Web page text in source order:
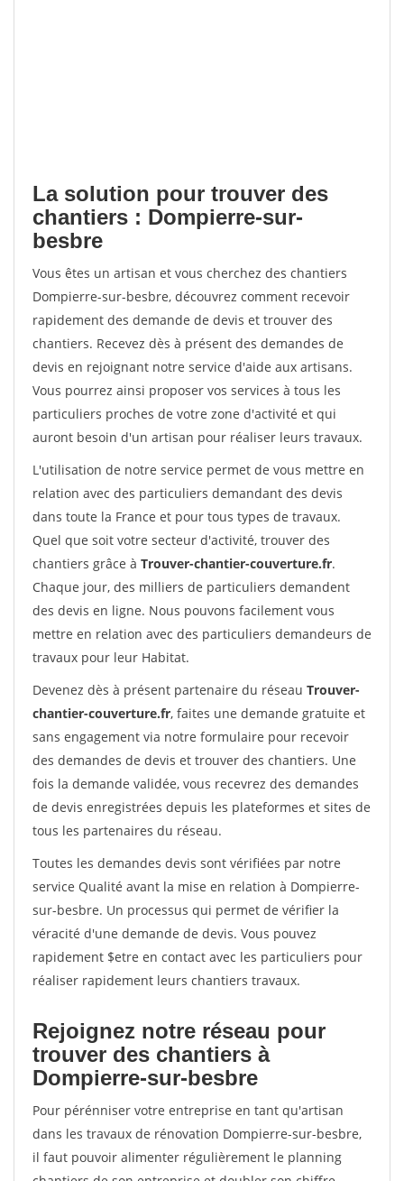
La solution pour trouver des
chantiers : Dompierre-sur-
besbre
Vous êtes un artisan et vous cherchez des chantiers
Dompierre-sur-besbre, découvrez comment recevoir
rapidement des demande de devis et trouver des
chantiers. Recevez dès à présent des demandes de
devis en rejoignant notre service d'aide aux artisans.
Vous pourrez ainsi proposer vos services à tous les
particuliers proches de votre zone d'activité et qui
auront besoin d'un artisan pour réaliser leurs travaux.
L'utilisation de notre service permet de vous mettre en
relation avec des particuliers demandant des devis
dans toute la France et pour tous types de travaux.
Quel que soit votre secteur d'activité, trouver des
chantiers grâce à Trouver-chantier-couverture.fr.
Chaque jour, des milliers de particuliers demandent
des devis en ligne. Nous pouvons facilement vous
mettre en relation avec des particuliers demandeurs de
travaux pour leur Habitat.
Devenez dès à présent partenaire du réseau Trouver-
chantier-couverture.fr, faites une demande gratuite et
sans engagement via notre formulaire pour recevoir
des demandes de devis et trouver des chantiers. Une
fois la demande validée, vous recevrez des demandes
de devis enregistrées depuis les plateformes et sites de
tous les partenaires du réseau.
Toutes les demandes devis sont vérifiées par notre
service Qualité avant la mise en relation à Dompierre-
sur-besbre. Un processus qui permet de vérifier la
véracité d'une demande de devis. Vous pouvez
rapidement $etre en contact avec les particuliers pour
réaliser rapidement leurs chantiers travaux.
Rejoignez notre réseau pour
trouver des chantiers à
Dompierre-sur-besbre
Pour pérénniser votre entreprise en tant qu'artisan
dans les travaux de rénovation Dompierre-sur-besbre,
il faut pouvoir alimenter régulièrement le planning